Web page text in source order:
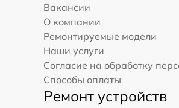
Вакансии
О компании
Ремонтируемые модели
Наши услуги
Согласие на обработку
Способы оплаты
Ремонт устройств